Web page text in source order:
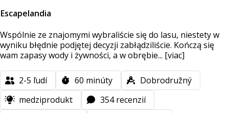
Escapelandia
Wspólnie ze znajomymi wybraliście się do lasu, niestety w
wyniku błędnie podjętej decyzji zabłądziliście. Kończą się
wam zapasy wody i żywności, a w obrębie... [viac]
2-5 ľudí 60 minúty
Dobrodružný
medziprodukt
354 recenzií